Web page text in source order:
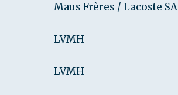
Maus Frères / Lacoste SA
LVMH
LVMH